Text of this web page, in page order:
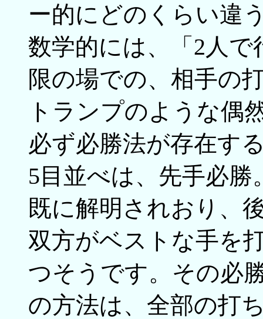
ー的にどのくらい違
数学的には、「2人
限の場での、相手の
トランプのような偶
必ず必勝法が存在す
5目並べは、先手必
既に解明されおり、
双方がベストな手を
つそうです。その必
の方法は、全部の